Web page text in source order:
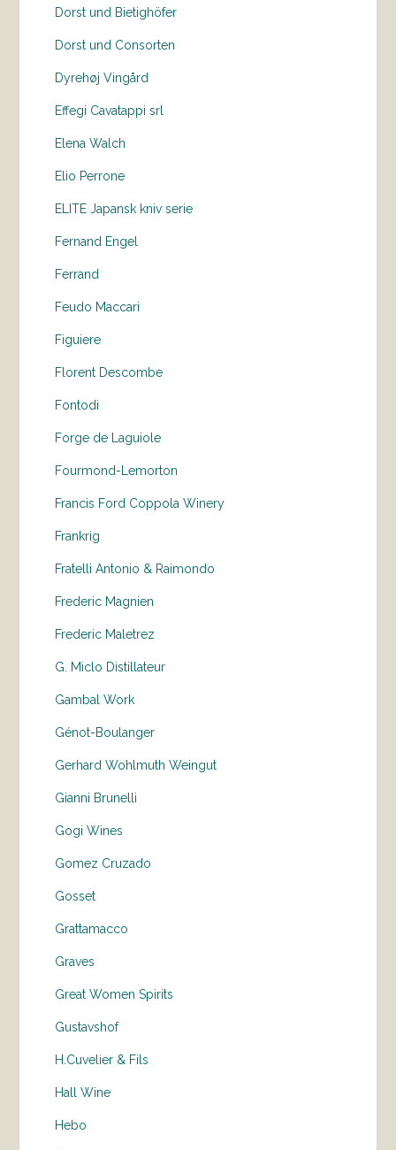
Dorst und Bietighöfer
Dorst und Consorten
Dyrehøj Vingård
Effegi Cavatappi srl
Elena Walch
Elio Perrone
ELITE Japansk kniv serie
Fernand Engel
Ferrand
Feudo Maccari
Figuiere
Florent Descombe
Fontodi
Forge de Laguiole
Fourmond-Lemorton
Francis Ford Coppola Winery
Frankrig
Fratelli Antonio & Raimondo
Frederic Magnien
Frederic Maletrez
G. Miclo Distillateur
Gambal Work
Génot-Boulanger
Gerhard Wohlmuth Weingut
Gianni Brunelli
Gogi Wines
Gomez Cruzado
Gosset
Grattamacco
Graves
Great Women Spirits
Gustavshof
H.Cuvelier & Fils
Hall Wine
Hebo